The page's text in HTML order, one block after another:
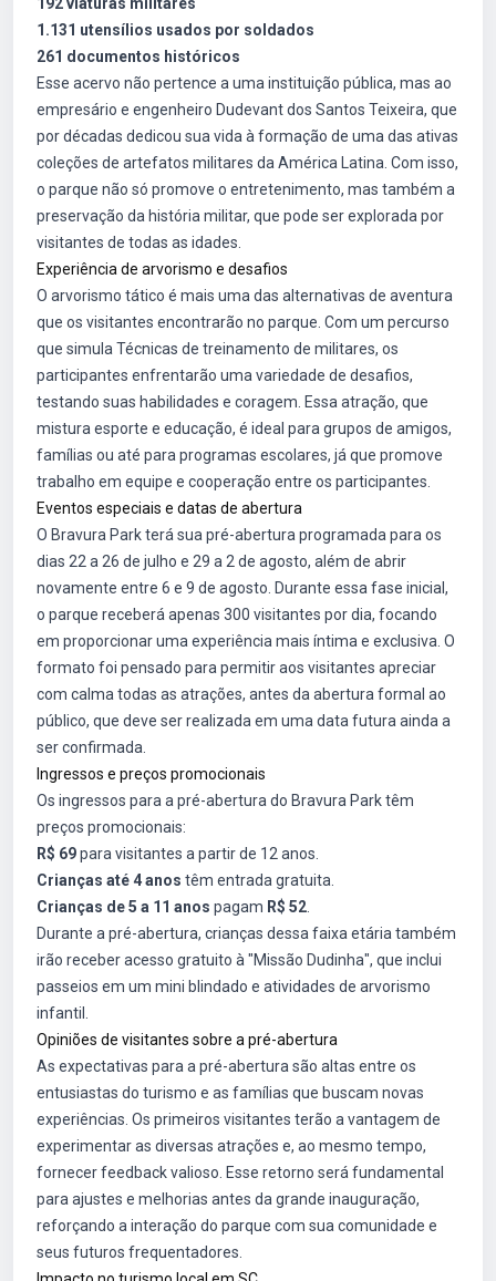
1.131 utensílios usados por soldados
261 documentos históricos
Esse acervo não pertence a uma instituição pública, mas ao
empresário e engenheiro Dudevant dos Santos Teixeira, que
por décadas dedicou sua vida à formação de uma das ativas
coleções de artefatos militares da América Latina. Com isso,
o parque não só promove o entretenimento, mas também a
preservação da história militar, que pode ser explorada por
visitantes de todas as idades.
Experiência de arvorismo e desafios
O arvorismo tático é mais uma das alternativas de aventura
que os visitantes encontrarão no parque. Com um percurso
que simula Técnicas de treinamento de militares, os
participantes enfrentarão uma variedade de desafios,
testando suas habilidades e coragem. Essa atração, que
mistura esporte e educação, é ideal para grupos de amigos,
famílias ou até para programas escolares, já que promove
trabalho em equipe e cooperação entre os participantes.
Eventos especiais e datas de abertura
O Bravura Park terá sua pré-abertura programada para os
dias 22 a 26 de julho e 29 a 2 de agosto, além de abrir
novamente entre 6 e 9 de agosto. Durante essa fase inicial,
o parque receberá apenas 300 visitantes por dia, focando
em proporcionar uma experiência mais íntima e exclusiva. O
formato foi pensado para permitir aos visitantes apreciar
com calma todas as atrações, antes da abertura formal ao
público, que deve ser realizada em uma data futura ainda a
ser confirmada.
Ingressos e preços promocionais
Os ingressos para a pré-abertura do Bravura Park têm
preços promocionais:
R$ 69para visitantes a partir de 12 anos.
Crianças até 4 anos têm entrada gratuita.
Crianças de 5 a 11 anos pagam R$ 52
Durante a pré-abertura, crianças dessa faixa etária também
irão receber acesso gratuito à "Missão Dudinha", que inclui
passeios em um mini blindado e atividades de arvorismo
infantil.
Opiniões de visitantes sobre a pré-abertura
As expectativas para a pré-abertura são altas entre os
entusiastas do turismo e as famílias que buscam novas
experiências. Os primeiros visitantes terão a vantagem de
experimentar as diversas atrações e, ao mesmo tempo,
fornecer feedback valioso. Esse retorno será fundamental
para ajustes e melhorias antes da grande inauguração,
reforçando a interação do parque com sua comunidade e
seus futuros frequentadores.